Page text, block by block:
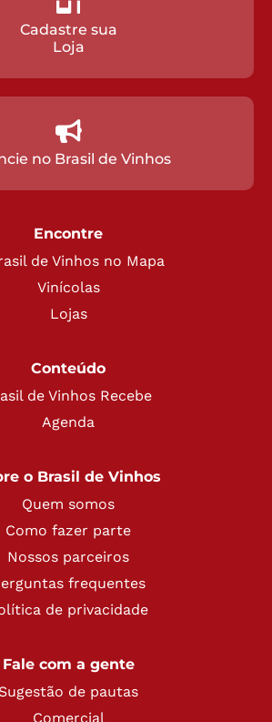
Cadastre sua
Loja
no Brasil de Vinhos
Encontre
de Vinhos no Mapa
Vinícolas
Lojas
Conteúdo
de Vinhos Recebe
Agenda
o Brasil de Vinhos
Quem somos
Como fazer parte
Nossos parceiros
frequentes
de privacidade
Fale com a gente
Sugestão de pautas
Comercial